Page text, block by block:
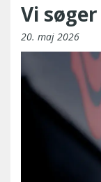
Vi
20. maj 2026